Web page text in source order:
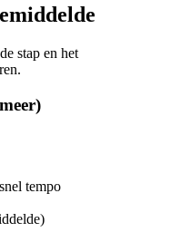
stap en het
tempo